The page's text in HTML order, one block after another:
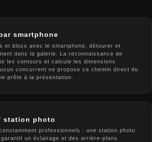
smartphone
et blocs avec le smartphone, détourer et
dans la galerie. La reconnaissance de
les contours et calcule les dimensions
concurrent ne propose ce chemin direct du
prête à la présentation.
station photo
professionnels : une station photo
un éclairage et des arrière-plans